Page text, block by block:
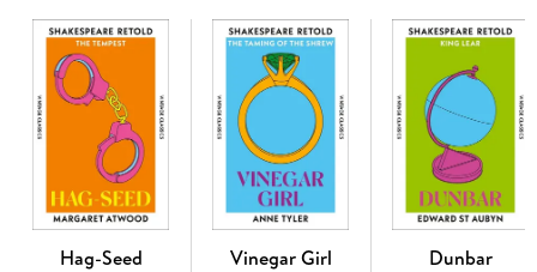
He's rewarded for his success. Power. Money. Respect.
They're all within reach.
But a man like him won't get to the top.
Plagued by hallucinations and paranoia, Macbeth starts to
unravel. He's convinced he won't get what is rightfully his.
Unless he kills for it.
Hag-Seed
Vinegar Girl
Dunbar